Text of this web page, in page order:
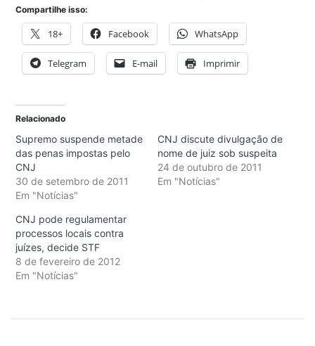
Compartilhe isso:
18+ Facebook WhatsApp
Telegram E-mail Imprimir
Relacionado
Supremo suspende metade
das penas impostas pelo
CNJ
30 de setembro de 2011
Em "Notícias"
CNJ discute divulgação de
nome de juiz sob suspeita
24 de outubro de 2011
Em "Notícias"
CNJ pode regulamentar
processos locais contra
juízes, decide STF
8 de fevereiro de 2012
Em "Notícias"